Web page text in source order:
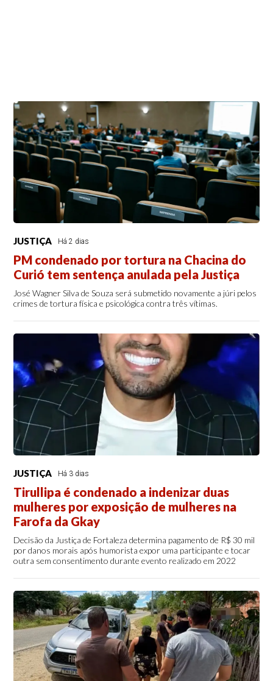
JUSTIÇA Há 2 dias
PM condenado por tortura na Chacina do
Curió tem sentença anulada pela Justiça
José Wagner Silva de Souza será submetido novamente a júri pelos
crimes de tortura física e psicológica contra três vítimas.
JUSTIÇA Há 3 dias
Tirullipa é condenado a indenizar duas
mulheres por exposição de mulheres na
Farofa da Gkay
Decisão da Justiça de Fortaleza determina pagamento de R$ 30 mil
por danos morais após humorista expor uma participante e tocar
outra sem consentimento durante evento realizado em 2022